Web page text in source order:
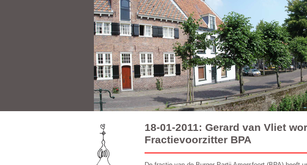
18-01-2011: Gerard van Vliet
Fractievoorzitter BPA